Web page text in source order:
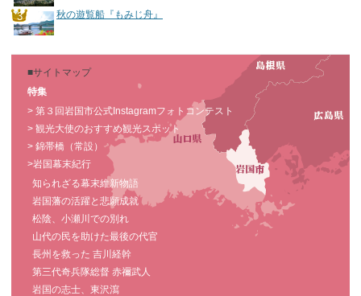
秋の遊覧船『もみじ舟』
■サイトマップ
特集
> 第３回岩国市公式Instagramフォトコンテスト
> 観光大使のおすすめ観光スポット
> 錦帯橋（常設）
>岩国幕末紀行
知られざる幕末維新物語
岩国藩の活躍と悲願成就
松陰、小瀬川での別れ
山代の民を助けた最後の代官
長州を救った 吉川経幹
第三代奇兵隊総督 赤禰武人
岩国の志士、東沢瀉